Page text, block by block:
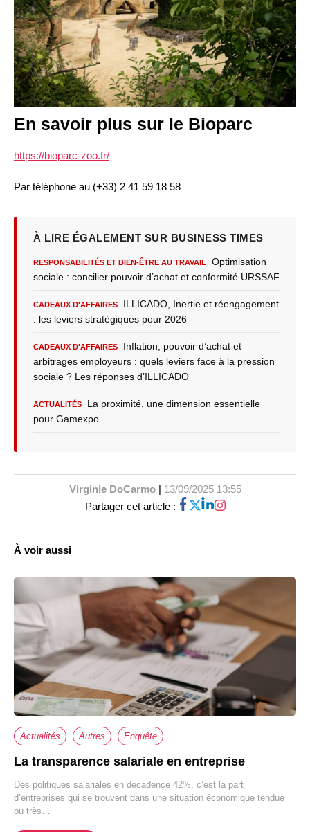
En savoir plus sur le Bioparc
https://bioparc-zoo.fr/
Par téléphone au (+33) 2 41 59 18 58
À LIRE ÉGALEMENT SUR BUSINESS TIMES
RESPONSABILITÉS ET BIEN-ÊTRE AU TRAVAIL
Optimisation
sociale : concilier pouvoir d’achat et conformité URSSAF
CADEAUX D'AFFAIRES
ILLICADO, Inertie et réengagement
: les leviers stratégiques pour 2026
CADEAUX D'AFFAIRES
Inflation, pouvoir d’achat et
arbitrages employeurs : quels leviers face à la pression
sociale ? Les réponses d’ILLICADO
ACTUALITÉS
La proximité, une dimension essentielle
pour Gamexpo
Virginie DoCarmo | 13/09/2025 13:55
Partager cet article :
À voir aussi
Actualités Autres Enquête
La transparence salariale en entreprise
Des politiques salariales en décadence 42%, c’est la part
d’entreprises qui se trouvent dans une situation économique tendue
ou très…